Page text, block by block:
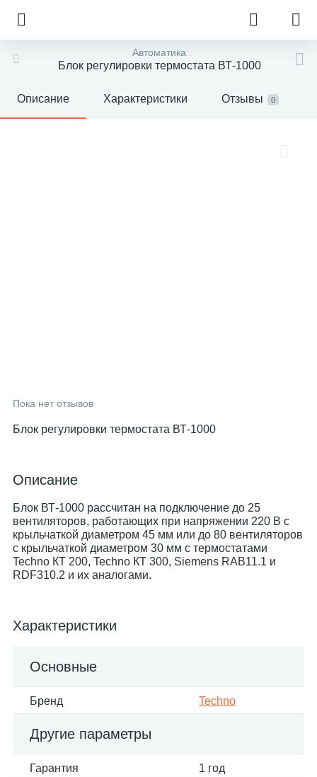
Автоматика
Блок регулировки термостата ВТ-1000
Описание Характеристики Отзывы 0
Пока нет отзывов
Блок регулировки термостата ВТ-1000
Описание
Блок ВТ-1000 рассчитан на подключение до 25
вентиляторов, работающих при напряжении 220 В с
крыльчаткой диаметром 45 мм или до 80 вентиляторов
с крыльчаткой диаметром 30 мм с термостатами
Techno КТ 200, Techno КТ 300, Siemens RAB11.1 и
RDF310.2 и их аналогами.
Характеристики
Основные
Бренд Techno
Другие параметры
Гарантия 1 год